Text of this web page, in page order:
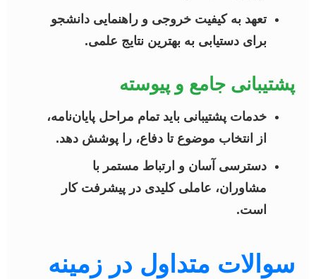
تعهد به کیفیت خروجی و راهنمایی دانشجو
برای دستیابی به بهترین نتایج علمی.
پشتیبانی جامع و پیوسته
خدمات پشتیبانی باید تمام مراحل پایان‌نامه،
از انتخاب موضوع تا دفاع، را پوشش دهد.
دسترسی آسان و ارتباط مستمر با
مشاوران، عاملی کلیدی در پیشرفت کار
است.
سوالات متداول در زمینه